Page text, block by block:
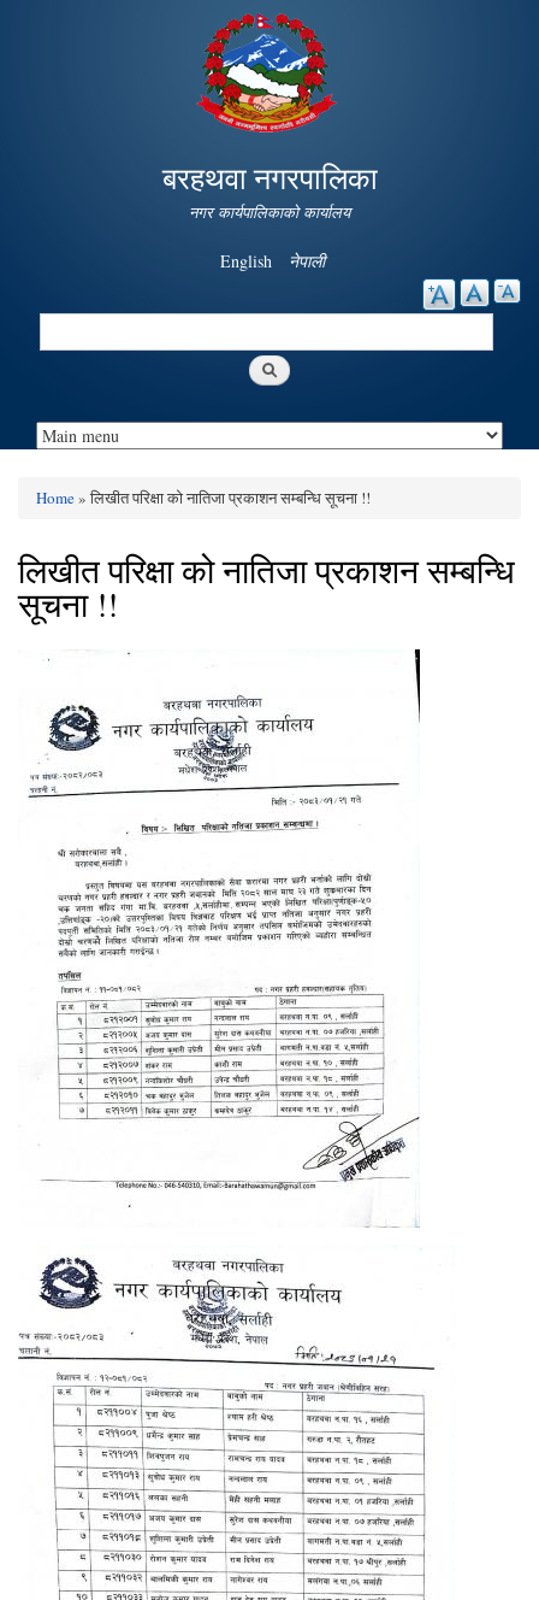
Skip to
main
content
बरहथवा नगरपालिका
नगर कार्यपालिकाको कार्यालय
English नेपाली
Search
Home» लिखीत परिक्षा को नातिजा प्रकाशन सम्बन्धि सूचना !!
लिखीत परिक्षा को नातिजा प्रकाशन सम्बन्धि
सूचना !!